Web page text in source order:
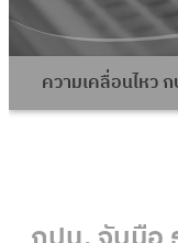
ความเคลื่อนไหว